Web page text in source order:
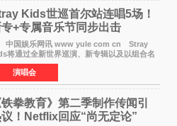
Kids世巡首尔站连唱5场！
专+专属音乐节同步出击
国娱乐网讯 www yule com cn Stray
将通过全新世界巡演、新专辑以及以组合名
造的专属音乐节等一系列全球活动，开启事
发展的全新篇章。 Stray Kids将于7月25日
日、29日
演唱会
铁拳教育》第二季制作传闻引
！Netflix回应“尚无定论”